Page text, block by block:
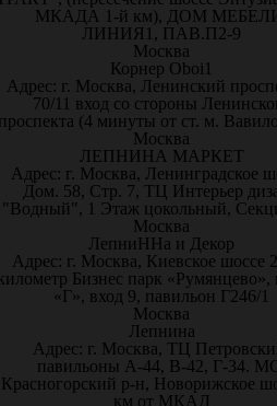
МКАДА 1-й км), ДОМ
ЛИНИЯ1, ПАВ.П2-9
Москва
Корнер Oboi1
Адрес: г. Москва, Ленинский
70/11 вход со стороны
(4 минуты от ст. м.
Москва
ЛЕПНИНА МАРКЕТ
Адрес: г. Москва, Ленинградское
Дом. 58, Стр. 7, ТЦ Интерьер
"Водный", 1 Этаж цокольный,
Москва
ЛепниННа и Декор
Адрес: г. Москва, Киевское шоссе
Бизнес парк «Румянцево»,
«Г», вход 9, павильон Г246/1
Москва
Лепнина
Адрес: г. Москва, ТЦ
павильоны А-44, В-42, Г-34.
Красногорский р-н, Новорижское
км от МКАД